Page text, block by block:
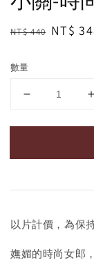
Regular
NT$ 440 Sale
NT$
數量
以片計價，為保
嫵媚的時尚女郎